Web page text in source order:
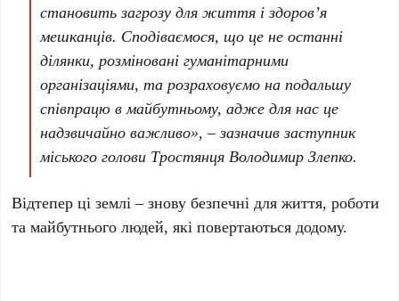
становить загрозу для життя і здоров’я
мешканців. Сподіваємося, що це не останні
ділянки, розміновані гуманітарними
організаціями, та розраховуємо на подальшу
співпрацю в майбутньому, адже для нас це
надзвичайно важливо», – зазначив заступник
міського голови Тростянця Володимир Злепко.
Відтепер ці землі – знову безпечні для життя, роботи
та майбутнього людей, які повертаються додому.